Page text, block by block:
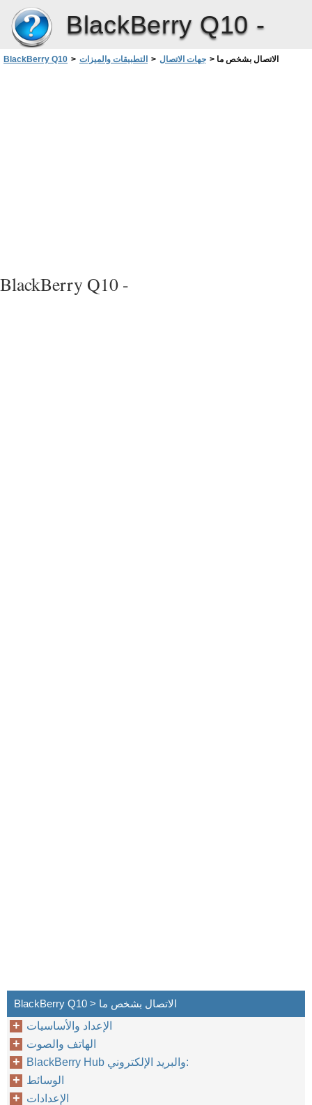
BlackBerry Q10 -
BlackBerry Q10 > التطبيقات والميزات > جهات الاتصال > الاتصال بشخص ما
BlackBerry Q10 -
BlackBerry Q10 > الاتصال بشخص ما
الإعداد والأساسيات
الهاتف والصوت
BlackBerry Hub والبريد الإلكتروني:
الوسائط
الإعدادات